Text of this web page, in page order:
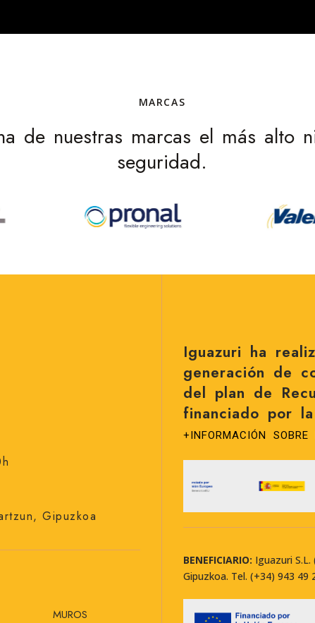
MARCAS
de nuestras marcas el más alto
seguridad.
Gipuzkoa
MUROS
Iguazuri ha
generación de
del plan de
financiado por
+INFORMACIÓN
BENEFICIARIO: Iguazuri
Gipuzkoa. Tel. (+34) 943 49